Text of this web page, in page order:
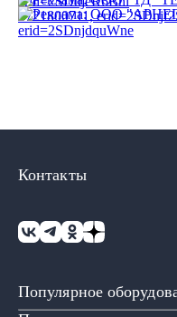
Популярное
Контакты